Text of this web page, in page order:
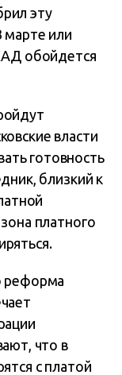
эту
марте или
обойдется
власти
готовность
близкий к
платного
реформа
что в
с платой